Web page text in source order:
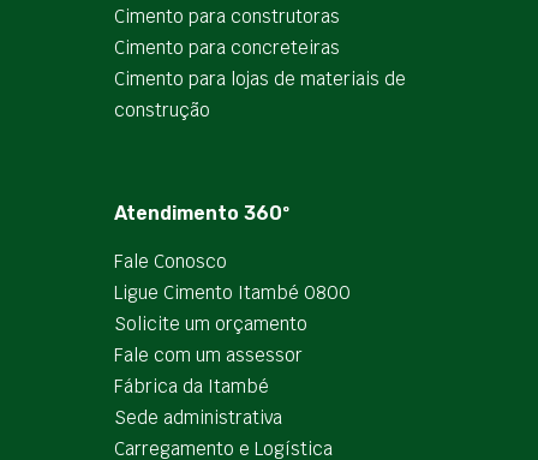
Cimento para construtoras
Cimento para concreteiras
Cimento para lojas de materiais de
construção
Atendimento 360º
Fale Conosco
Ligue Cimento Itambé 0800
Solicite um orçamento
Fale com um assessor
Fábrica da Itambé
Sede administrativa
Carregamento e Logística